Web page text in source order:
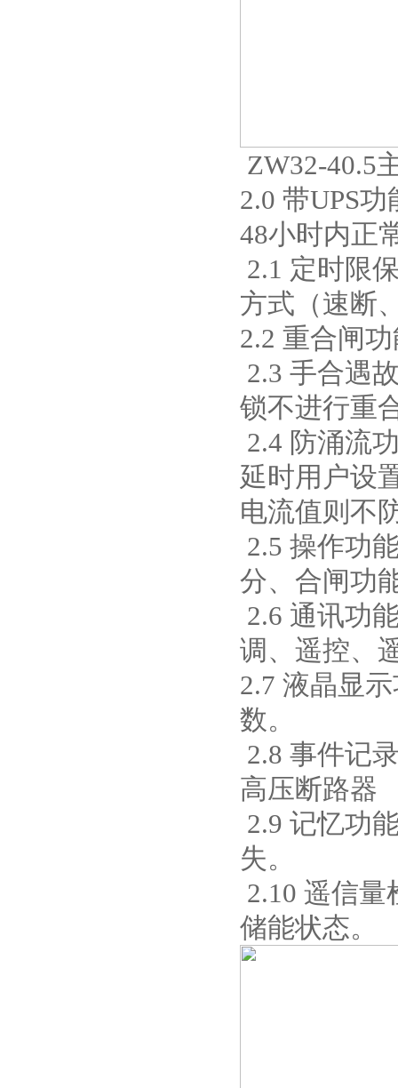
ZW32-40.5
2.0 带UPS
48小时内正
2.1 定时限
方式（速断
2.2 重合闸
2.3 手合遇
锁不进行重
2.4 防涌流
延时用户设
电流值则不
2.5 操作功
分、合闸功
2.6 通讯功
调、遥控、
2.7 液晶显
数。
2.8 事件记
高压断路器
2.9 记忆功
失。
2.10 遥信
储能状态。